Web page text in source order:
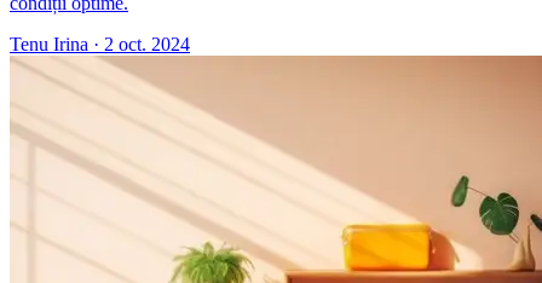
Tenu Irina · 2 oct. 2024